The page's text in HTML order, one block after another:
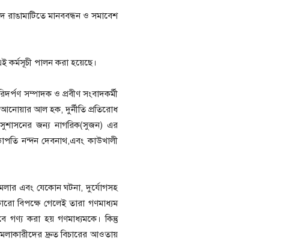
রাঙামাটিতে মানববন্ধন ও সমাবেশ
কর্মসূচী পালন করা হয়েছে।
সম্পাদক ও প্রবীণ সংবাদকর্মী
আল হক, দুর্নীতি প্রতিরোধ
জন্য নাগরিক(সুজন) এর
নন্দন দেবনাথ,এবং কাউখালী
এবং যেকোন ঘটনা, দুর্যোগসহ
বিপক্ষে গেলেই তারা গণমাধ্যম
গণ্য করা হয় গণমাধ্যমকে। কিন্তু
দ্রুত বিচারের আওতায়